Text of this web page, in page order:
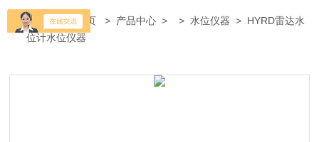
当前位置：首页 > 产品中心 > > 水位仪器 > HYRD雷达水
位计水位仪器